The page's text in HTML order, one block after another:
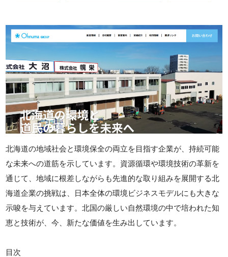
北海道の地域社会と環境保全の両立を目指す企業が、持続可能
な未来への道筋を示しています。資源循環や環境技術の革新を
通じて、地域に根差しながらも先進的な取り組みを展開する北
海道企業の挑戦は、日本全体の環境ビジネスモデルにも大きな
示唆を与えています。北国の厳しい自然環境の中で培われた知
恵と技術が、今、新たな価値を生み出しています。
目次